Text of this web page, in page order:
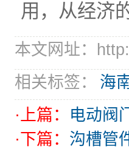
用，从经济
本文网址：
相关标签：
海
·上篇： 电动阀
·下篇： 沟槽管